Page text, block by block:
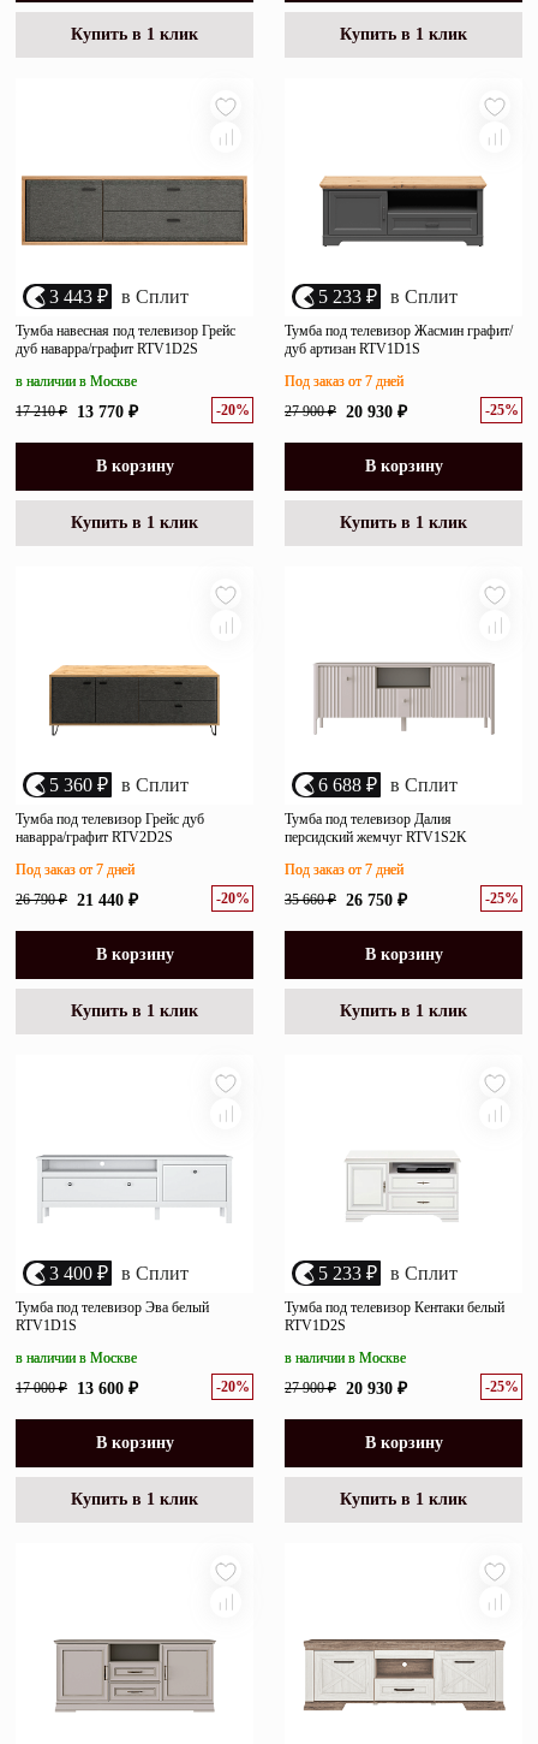
Купить в 1 клик Купить в 1 клик
3 443 ₽ в Сплит
Тумба навесная под телевизор Грейс
дуб наварра/графит RTV1D2S
17 210 ₽ 13 770 ₽ -20%
в наличии в Москве
В корзину
Купить в 1 клик
5 233 ₽ в Сплит
Тумба под телевизор Жасмин графит/
дуб артизан RTV1D1S
27 900 ₽ 20 930 ₽ -25%
Под заказ от 7 дней
В корзину
Купить в 1 клик
5 360 ₽ в Сплит
Тумба под телевизор Грейс дуб
наварра/графит RTV2D2S
26 790 ₽ 21 440 ₽ -20%
Под заказ от 7 дней
В корзину
Купить в 1 клик
6 688 ₽ в Сплит
Тумба под телевизор Далия
персидский жемчуг RTV1S2K
35 660 ₽ 26 750 ₽ -25%
Под заказ от 7 дней
В корзину
Купить в 1 клик
3 400 ₽ в Сплит
Тумба под телевизор Эва белый
RTV1D1S
17 000 ₽ 13 600 ₽ -20%
в наличии в Москве
В корзину
Купить в 1 клик
5 233 ₽ в Сплит
Тумба под телевизор Кентаки белый
RTV1D2S
27 900 ₽ 20 930 ₽ -25%
в наличии в Москве
В корзину
Купить в 1 клик